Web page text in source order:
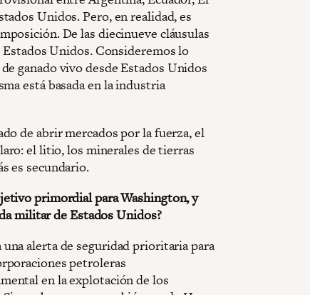
Unidos. Pero, en realidad, es
De las diecinueve cláusulas
Unidos. Consideremos lo
ganado vivo desde Estados Unidos
está basada en la industria
de abrir mercados por la fuerza, el
el litio, los minerales de tierras
es secundario.
primordial para Washington, y
militar de Estados Unidos?
alerta de seguridad prioritaria para
petroleras
en la explotación de los